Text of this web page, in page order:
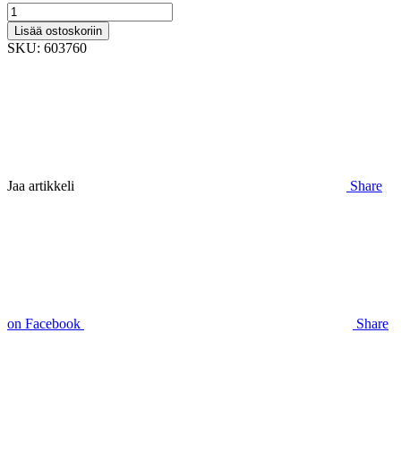
Ruuvin
hydraulimoottori
(603760)
quantity
Lisää ostoskoriin
SKU: 603760
Jaa artikkeli Share
on Facebook Share